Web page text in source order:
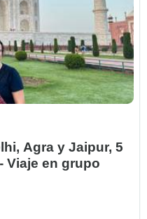
Agra y Jaipur, 5
Viaje en grupo